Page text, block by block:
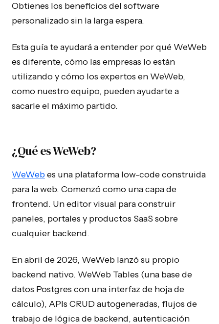
Obtienes los beneficios del software
personalizado sin la larga espera.
Esta guía te ayudará a entender por qué WeWeb
es diferente, cómo las empresas lo están
utilizando y cómo los expertos en WeWeb,
como nuestro equipo, pueden ayudarte a
sacarle el máximo partido.
¿Qué es WeWeb?
WeWebes una plataforma low-code construida
para la web. Comenzó como una capa de
frontend. Un editor visual para construir
paneles, portales y productos SaaS sobre
cualquier backend.
En abril de 2026, WeWeb lanzó su propio
backend nativo. WeWeb Tables (una base de
datos Postgres con una interfaz de hoja de
cálculo), APIs CRUD autogeneradas, flujos de
trabajo de lógica de backend, autenticación